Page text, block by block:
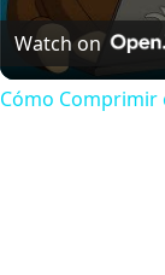
Watch on
Cómo Comprimir